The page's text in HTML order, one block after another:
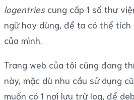
logentries cung cấp 1 số thư
ngữ hay dùng, để ta có thể tích
của mình.
Trang web của tôi cũng đang
này, mặc dù nhu cầu sử dụng
muốn có 1 nơi lưu trữ log, để